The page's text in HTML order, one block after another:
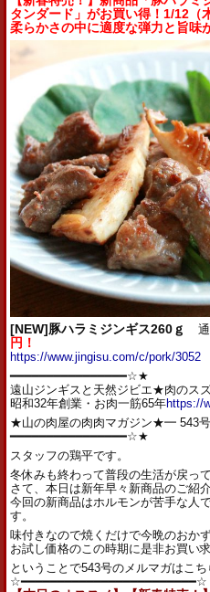
タンダード」がお買い得！1/12（
柔らかさの中に適度な弾力と旨味
[NEW]豚ハラミジンギス260ｇ
円！
https://www.jingisu.com/c/pork/3052
━━━━━━━━━━━━━━━━☆★
遠山ジンギスと天然ジビエ★肉のス
昭和32年創業・お肉一筋65年https://
★山の肉屋の肉肉マガジン★━ 543
━━━━━━━━━━━━━━━━☆★
スタッフの鶏平です。
冬休みも終わって普段の生活が戻っ
さて、本日は新年早々新商品のご紹
今回の新商品はホルモンが苦手な人
す。
味付きなので焼くだけで今晩のおか
お試し価格のこの時期に是非お買い
ということで543号のメルマガはこち
☆━━━━━━━━━━━━━━━━━━━━━━━━☆